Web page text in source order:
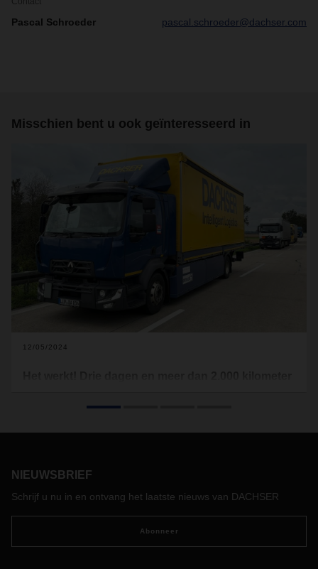
Pascal Schroeder pascal.schroeder@dachser.com
Misschien bent u ook geïnteresseerd in
12/05/2024
batterijaangedreven Renault Trucks E-Tech D voor
stille e-truck zeer geschikt voor dit doel. Maar is het voertuig
meerdere landsgrenzen?
NIEUWSBRIEF
Schrijf u nu in en ontvang het laatste nieuws van DACHSER
Abonneer